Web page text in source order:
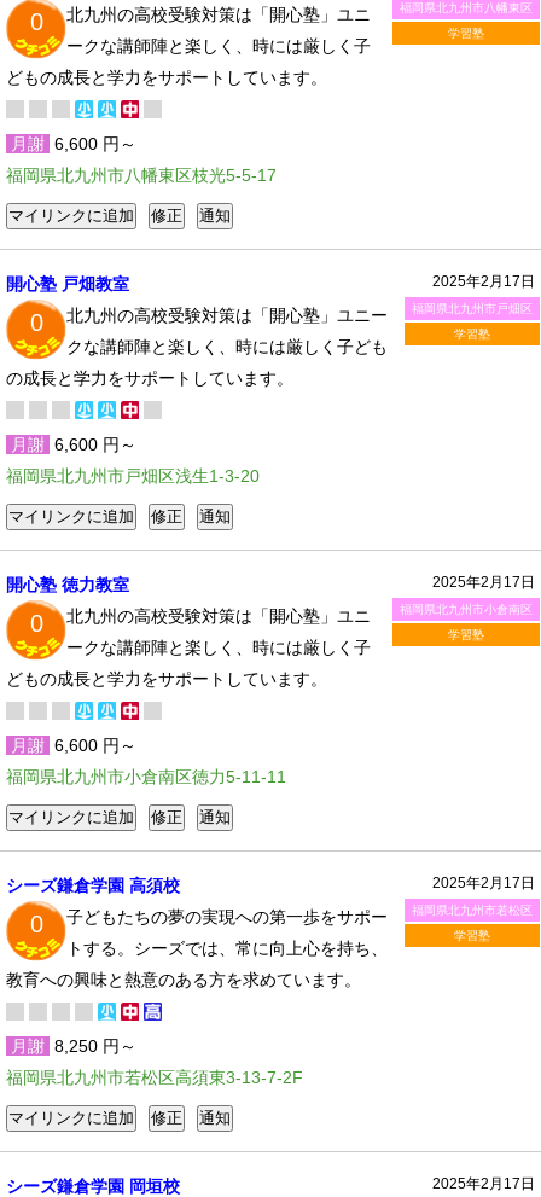
福岡県北九州市八幡東区
学習塾
0
北九州の高校受験対策は「開心塾」ユニ
ークな講師陣と楽しく、時には厳しく子
どもの成長と学力をサポートしています。
月謝 6,600 円～
福岡県北九州市八幡東区枝光5-5-17
2025年2月17日
福岡県北九州市戸畑区
学習塾
開心塾 戸畑教室
0
北九州の高校受験対策は「開心塾」ユニー
クな講師陣と楽しく、時には厳しく子ども
の成長と学力をサポートしています。
月謝 6,600 円～
福岡県北九州市戸畑区浅生1-3-20
2025年2月17日
福岡県北九州市小倉南区
学習塾
開心塾 徳力教室
0
北九州の高校受験対策は「開心塾」ユニ
ークな講師陣と楽しく、時には厳しく子
どもの成長と学力をサポートしています。
月謝 6,600 円～
福岡県北九州市小倉南区徳力5-11-11
2025年2月17日
福岡県北九州市若松区
学習塾
シーズ鎌倉学園 高須校
0
子どもたちの夢の実現への第一歩をサポー
トする。シーズでは、常に向上心を持ち、
教育への興味と熱意のある方を求めています。
月謝 8,250 円～
福岡県北九州市若松区高須東3-13-7-2F
2025年2月17日
シーズ鎌倉学園 岡垣校